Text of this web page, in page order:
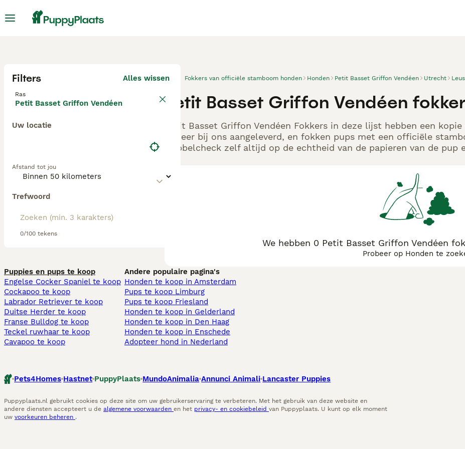
Filters Alles wissen
Ras
Petit Basset Griffon Vendéen
Uw locatie
Afstand tot jou
Trefwoord
0/100 tekens
Fokkers van officiële stamboom honden Honden Petit Basset Griffon Vendéen Utrecht
Petit Basset Griffon Vendéen
Petit Basset Griffon Vendéen Fokkers in deze lijst hebben een
Beheer bij ons aangeleverd, en fokken pups met een officiële
Dubbelcheck zelf altijd op de echtheid van de papieren van de pup
We hebben 0 Petit Basset Griffon Vendéen
Probeer op Honden te
Puppies en pups te koop
Engelse Cocker Spaniel te koop
Cockapoo te koop
Labrador Retriever te koop
Duitse Herder te koop
Franse Bulldog te koop
Teckel ruwhaar te koop
Cavapoo te koop
Andere populaire pagina's
Honden te koop in Amsterdam
Pups te koop Limburg​
Pups te koop Friesland​
Honden te koop in Gelderland
Honden te koop in Den Haag
Honden te koop in Enschede
Adopteer hond in Nederland
Pets4Homes Hastnet PuppyPlaats MundoAnimalia Annunci Animali Lancaster Puppies
Puppyplaats.nl gebruikt cookies op deze site om uw gebruikerservaring te verbeteren. Met het gebruik van deze website en
andere diensten accepteert u de algemene voorwaarden en het privacy- en cookiebeleid van Puppyplaats. U kunt op elk moment
uw voorkeuren beheren .